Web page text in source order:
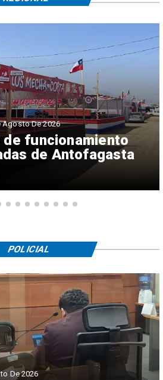
de funcionamiento
de Antofagasta
Agosto De 2026
De 2026
POLICIAL